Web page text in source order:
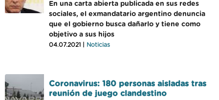
En una carta abierta publicada en sus redes
sociales, el exmandatario argentino denuncia
que el gobierno busca dañarlo y tiene como
objetivo a sus hijos
04.07.2021 | Noticias
Coronavirus: 180 personas aisladas tras
reunión de juego clandestino